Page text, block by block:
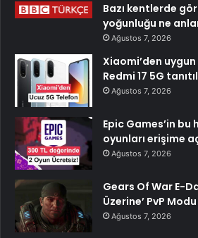
Bazı kentlerde
yoğunluğu ne
Ağustos 7, 2026
Xiaomi’den
Redmi 17 5G
Ağustos 7, 2026
Epic Games’in
oyunları erişime
Ağustos 7, 2026
Gears Of War E-
Üzerine’ PvP
Ağustos 7, 2026